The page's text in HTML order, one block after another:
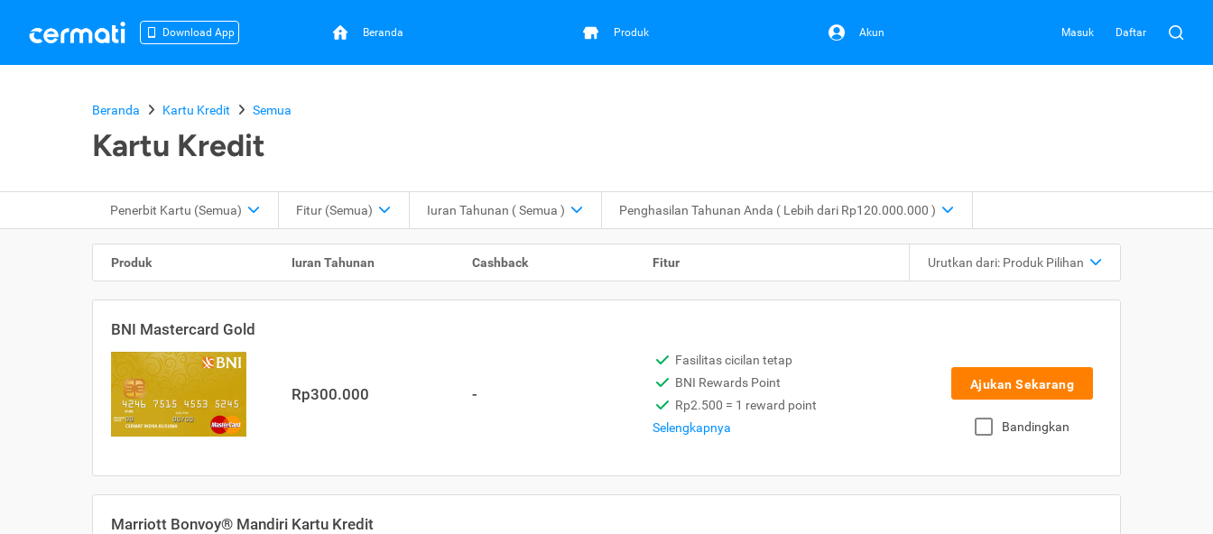
Download App Beranda Produk Akun Masuk Daftar
Beranda Kartu Kredit Semua
Kartu Kredit
Penerbit Kartu (Semua) Fitur (Semua) Iuran Tahunan ( Semua ) Penghasilan Tahunan Anda ( Lebih dari Rp120.000.000 )
Produk Iuran Tahunan Cashback Fitur Urutkan dari: Produk Pilihan
BNI Mastercard Gold
Rp300.000 -
Fasilitas cicilan tetap
BNI Rewards Point
Rp2.500 = 1 reward point
Selengkapnya
Ajukan Sekarang
Bandingkan
Marriott Bonvoy® Mandiri Kartu Kredit